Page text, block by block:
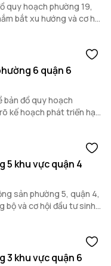
quy hoạch phường 19,
bắt xu hướng và cơ hội
6 quận 6
đồ quy hoạch
kế hoạch phát triển hạ
tư bất động sản tại
5 khu vực quận 4
sản phường 5, quận 4,
bộ và cơ hội đầu tư sinh
3 khu vực quận 6